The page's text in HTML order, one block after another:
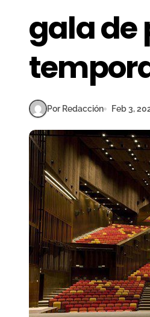
gala de
Por Redacción Feb 3,